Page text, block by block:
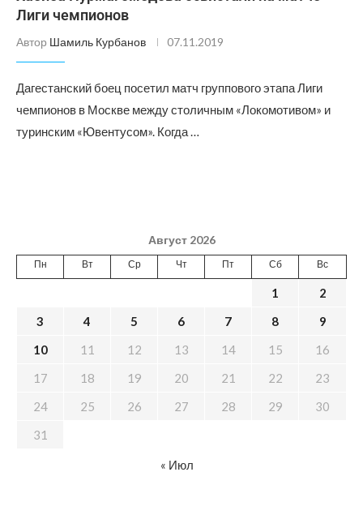
Лиги чемпионов
Автор Шамиль Курбанов 07.11.2019
Дагестанский боец посетил матч группового этапа Лиги
чемпионов в Москве между столичным «Локомотивом» и
туринским «Ювентусом». Когда …
Август 2026
Пн Вт Ср Чт Пт Сб Вс
1
2
3
4 5 6 7 8
9
10
11 12 13 14 15
16
17
18 19 20 21 22
23
24
25 26 27 28 29
30
31
« Июл